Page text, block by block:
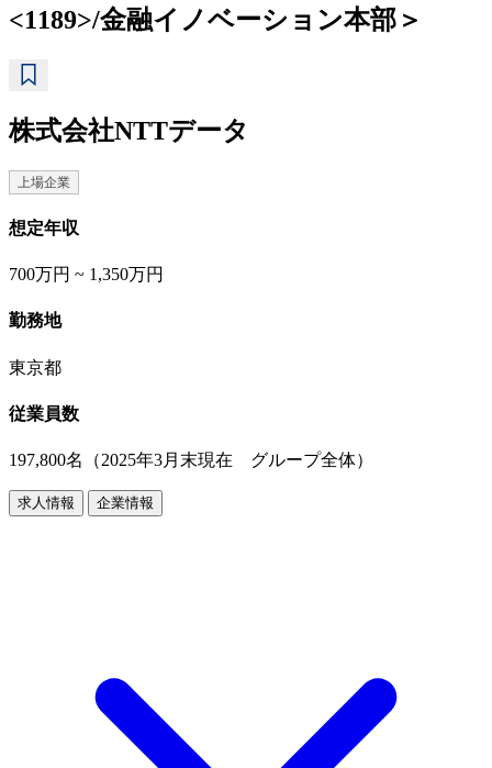
<1189>/金融イノベーション本部＞
株式会社NTTデータ
上場企業
想定年収
700万円 ~ 1,350万円
勤務地
東京都
従業員数
197,800名（2025年3月末現在 グループ全体）
求人情報 企業情報